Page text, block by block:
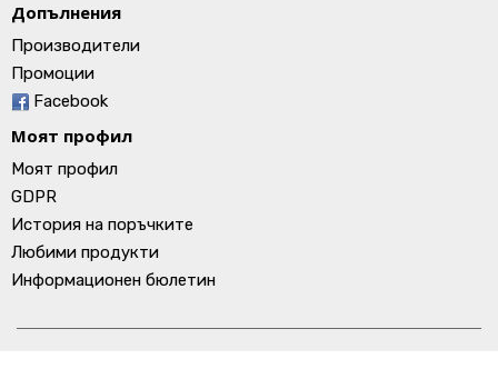
Допълнения
Производители
Промоции
Facebook
Моят профил
Моят профил
GDPR
История на поръчките
Любими продукти
Информационен бюлетин